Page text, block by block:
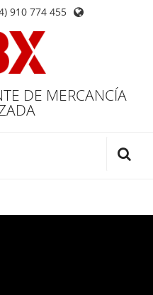
910 774 455
DE MERCANCÍA